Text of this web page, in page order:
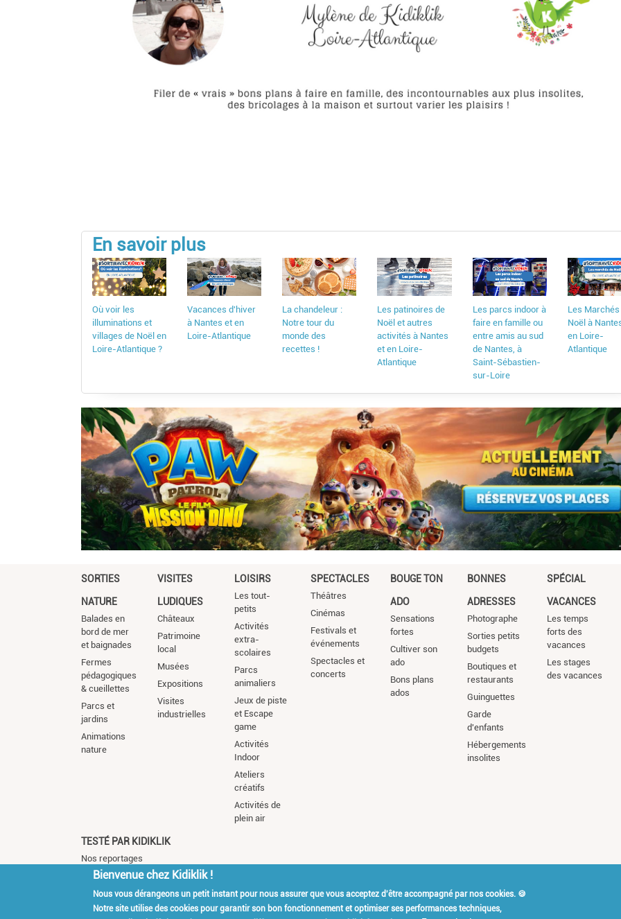
En savoir plus
Où voir les
illuminations et
villages de Noël en
Loire-Atlantique ?
Vacances d'hiver
à Nantes et en
Loire-Atlantique
La chandeleur :
Notre tour du
monde des
recettes !
Les patinoires de
Noël et autres
activités à Nantes
et en Loire-
Atlantique
Les parcs indoor à
faire en famille ou
entre amis au sud
de Nantes, à
Saint-Sébastien-
sur-Loire
Les Marchés
Noël à
en Loire-
Atlantique
SORTIES
NATURE
Balades en
bord de mer
et baignades
Fermes
pédagogiques
& cueillettes
Parcs et
jardins
Animations
nature
VISITES
LUDIQUES
Châteaux
Patrimoine
local
Musées
Expositions
Visites
industrielles
LOISIRS
Les tout-
petits
Activités
extra-
scolaires
Parcs
animaliers
Jeux de piste
et Escape
game
Activités
Indoor
Ateliers
créatifs
Activités de
plein air
SPECTACLES
Théâtres
Cinémas
Festivals et
événements
Spectacles et
concerts
BOUGE TON
ADO
Sensations
fortes
Cultiver son
ado
Bons plans
ados
BONNES
ADRESSES
Photographe
Sorties petits
budgets
Boutiques et
restaurants
Guinguettes
Garde
d'enfants
Hébergements
insolites
SPÉCIAL
VACANCES
Les temps
forts des
vacances
Les stages
des vacances
TESTÉ PAR KIDIKLIK
Nos reportages
Kidiklik Recrute Qui est Kidiklik ? Contact
Bienvenue chez Kidiklik !
Nous vous dérangeons un petit instant pour nous assurer que vous acceptez d'être accompagné par nos cookies. 🍪
Notre site utilise des cookies pour garantir son bon fonctionnement et optimiser ses performances techniques,